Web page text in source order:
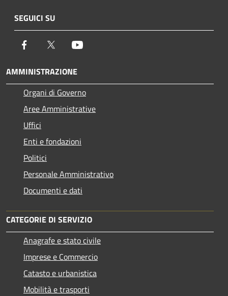
SEGUICI SU
Facebook Twitter
AMMINISTRAZIONE
Organi di Governo
Aree Amministrative
Uffici
Enti e fondazioni
Politici
Personale Amministrativo
Documenti e dati
CATEGORIE DI SERVIZIO
Anagrafe e stato civile
Imprese e Commercio
Catasto e urbanistica
Mobilità e trasporti